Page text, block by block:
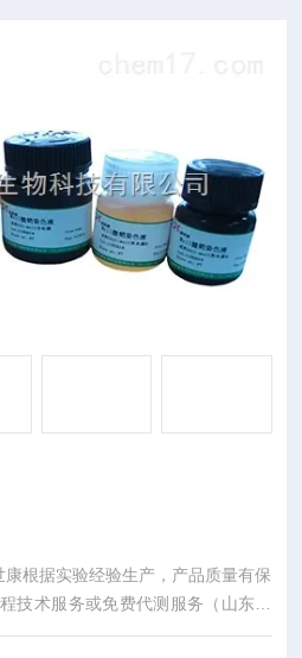
根据实验经验生产，产品质量有保
技术服务或免费代测服务（山东省
度高，快速,准确,操作简单,易于保